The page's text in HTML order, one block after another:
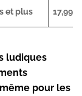
et plus 17,99 €
ludiques
pour les